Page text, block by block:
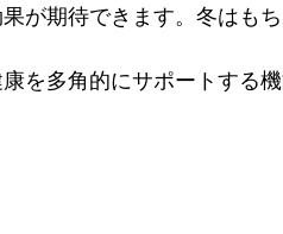
が期待できます。冬はも
を多角的にサポートする